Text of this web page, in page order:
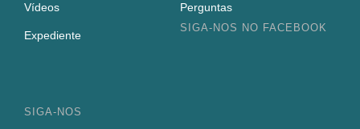
Vídeos Perguntas
Expediente
SIGA-NOS NO FACEBOOK
SIGA-NOS